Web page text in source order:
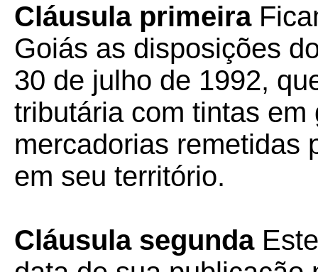
Cláusula primeira
Goiás as disposições
30 de julho de 1992,
tributária com tintas
mercadorias remetidas
em seu território.
Cláusula segunda